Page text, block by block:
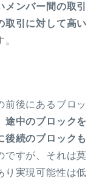
ンバー間の取引
取引に対して高い
前後にあるブロッ
途中のブロックを
後続のブロックも
ですが、それは莫
り実現可能性は低